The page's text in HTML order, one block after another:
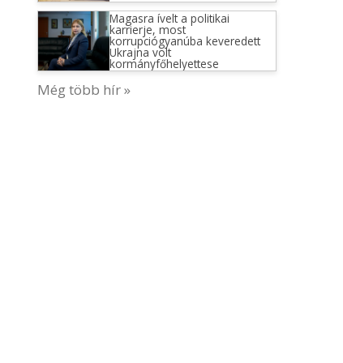
Magasra ívelt a politikai
karrierje, most
korrupciógyanúba keveredett
Ukrajna volt
kormányfőhelyettese
Még több hír »